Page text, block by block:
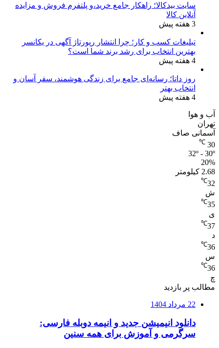
سایت بیدکالا؛ راهکار جامع خرید،و پلتفرم فروش و مزایده
آنلاین کالا
3 هفته پیش
تبلیغات کسب و کار؛ چرا انتشار رپورتاژ آگهی در یکانسر
بهترین انتخاب برای رشد برند شما است؟
4 هفته پیش
روز داتا؛ رسانه‌ای جامع برای زندگی هوشمند، سفر آسان و
انتخاب بهتر
4 هفته پیش
آب و هوا
تهران
آسمانی صاف
30
℃
32º - 30º
20%
2.68 کیلومتر
32
℃
ش
35
℃
ی
37
℃
د
36
℃
س
36
℃
چ
مطالب پر بازدید
22 مرداد 1404
دانلود انیمیشن جدید و انیمه دوبله فارسی:
سرگرمی و آموزش برای همه سنین